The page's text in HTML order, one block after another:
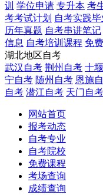
训 学位申请 专升本 考
考考试计划 自考实践毕
历年真题 自考串讲笔记
信息 自考培训课程 免
湖北地区自考
武汉自考 荆州自考 十
宁自考 随州自考 恩施
自考 潜江自考 天门自考
网站首页
报考动态
自考专业
自考院校
免费课程
考场查询
成绩查询